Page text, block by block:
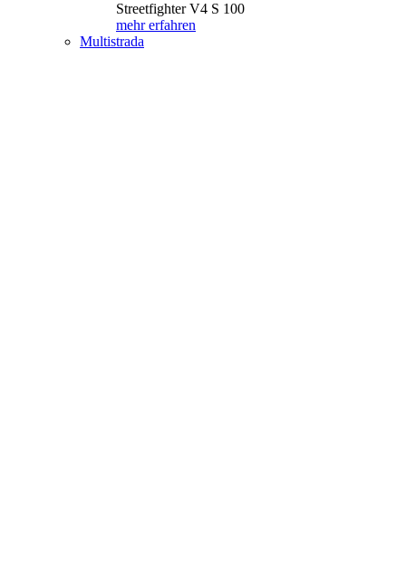
Streetfighter V4 S 100
mehr erfahren
Multistrada